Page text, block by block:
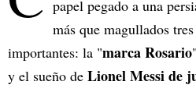
papel pegado a una
más que magullados
importantes: la "marca Rosario
y el sueño de Lionel Messi de